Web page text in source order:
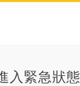
入緊急狀態